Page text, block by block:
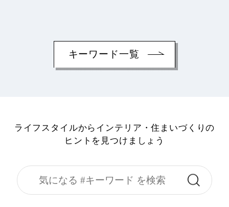
キーワード一覧
ライフスタイルからインテリア・住まいづくりの
ヒントを見つけましょう